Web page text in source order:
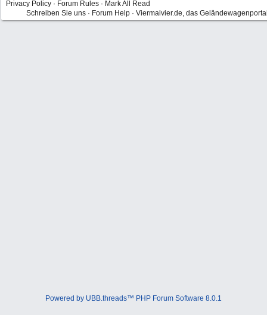
Privacy Policy · Forum Rules · Mark All Read
Schreiben Sie uns · Forum Help · Viermalvier.de, das
Powered by UBB.threads™ PHP Forum Software 8.0.1